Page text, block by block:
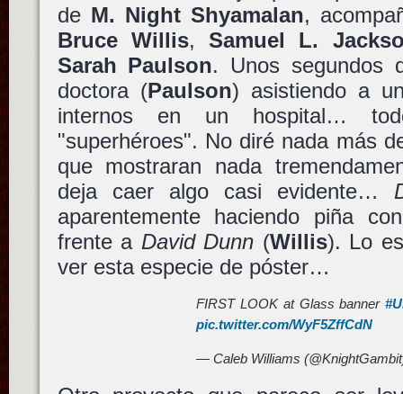
de M. Night Shyamalan,
Bruce Willis,Samuel L.
Sarah Paulson. Unos segundos
doctora (Paulson) asistiendo a
internos en un hospital…
"superhéroes". No diré nada más
que mostraran nada
deja caer algo casi evidente…
aparentemente haciendo piña
frente a David Dunn (Willis). Lo
ver esta especie de póster…
FIRST LOOK at Glass banner
pic.twitter.com/WyF5ZffCdN
— Caleb Williams